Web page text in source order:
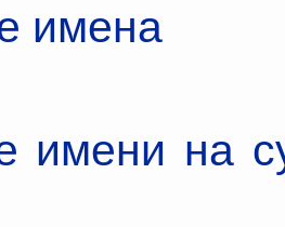
имена
имени на